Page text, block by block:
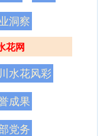
洞察
花网
水花风彩
成果
党务